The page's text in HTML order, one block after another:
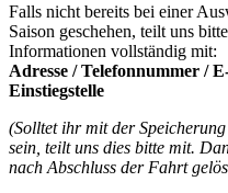
Falls nicht bereits bei einer
Saison geschehen, teilt uns
Informationen vollständig mit:
Adresse / Telefonnummer /
Einstiegstelle
(Solltet ihr mit der
sein, teilt uns dies bitte mit.
nach Abschluss der Fahrt